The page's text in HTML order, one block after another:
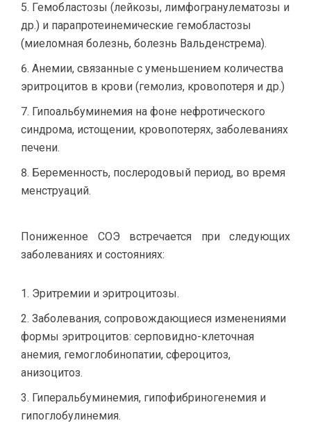
Гемобластозы (лейкозы, лимфогранулематозы и
др.) и парапротеинемические гемобластозы
(миеломная болезнь, болезнь Вальденстрема).
Анемии, связанные с уменьшением количества
эритроцитов в крови (гемолиз, кровопотеря и др.)
Гипоальбуминемия на фоне нефротического
синдрома, истощении, кровопотерях, заболеваниях
печени.
Беременность, послеродовый период, во время
менструаций.
Пониженное СОЭ встречается при следующих
заболеваниях и состояниях:
Эритремии и эритроцитозы.
Заболевания, сопровождающиеся изменениями
формы эритроцитов: серповидно-клеточная
анемия, гемоглобинопатии, сфероцитоз,
анизоцитоз.
Гиперальбуминемия, гипофибриногенемия и
гипоглобулинемия.